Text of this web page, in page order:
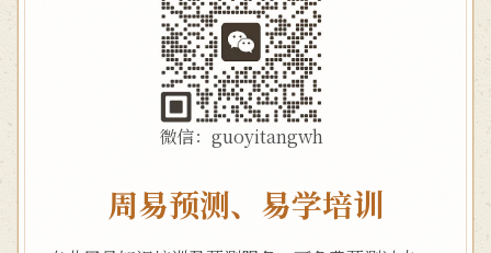
微信：guoyitangwh
周易预测、易学培训